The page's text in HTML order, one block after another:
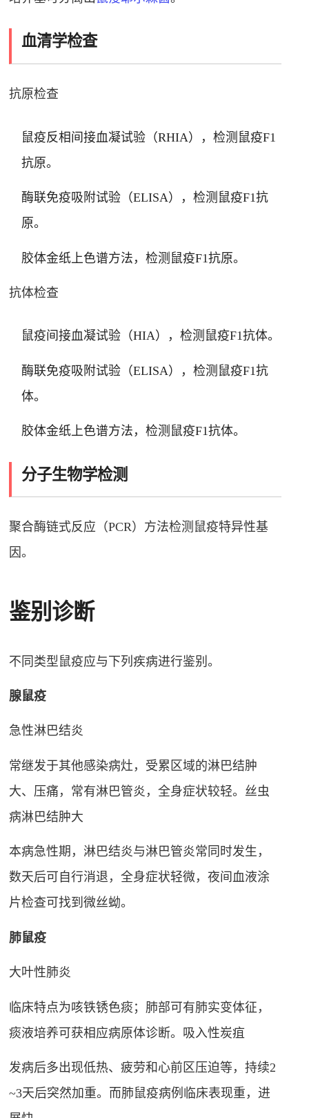
血清学检查
抗原检查
鼠疫反相间接血凝试验（RHIA），检测鼠疫F1
抗原。
酶联免疫吸附试验（ELISA），检测鼠疫F1抗
原。
胶体金纸上色谱方法，检测鼠疫F1抗原。
抗体检查
鼠疫间接血凝试验（HIA），检测鼠疫F1抗体。
酶联免疫吸附试验（ELISA），检测鼠疫F1抗
体。
胶体金纸上色谱方法，检测鼠疫F1抗体。
分子生物学检测
聚合酶链式反应（PCR）方法检测鼠疫特异性基
因。
鉴别诊断
不同类型鼠疫应与下列疾病进行鉴别。
腺鼠疫
急性淋巴结炎
常继发于其他感染病灶，受累区域的淋巴结肿
大、压痛，常有淋巴管炎，全身症状较轻。丝虫
病淋巴结肿大
本病急性期，淋巴结炎与淋巴管炎常同时发生，
数天后可自行消退，全身症状轻微，夜间血液涂
片检查可找到微丝蚴。
肺鼠疫
大叶性肺炎
临床特点为咳铁锈色痰；肺部可有肺实变体征，
痰液培养可获相应病原体诊断。吸入性炭疽
发病后多出现低热、疲劳和心前区压迫等，持续2
~3天后突然加重。而肺鼠疫病例临床表现重，进